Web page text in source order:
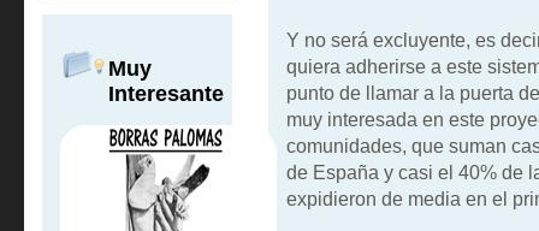
Muy
Interesante
Y no será excluyente, es
quiera adherirse a este
punto de llamar a la puerta
muy interesada en este
comunidades, que suman
de España y casi el 40% de
expidieron de media en el